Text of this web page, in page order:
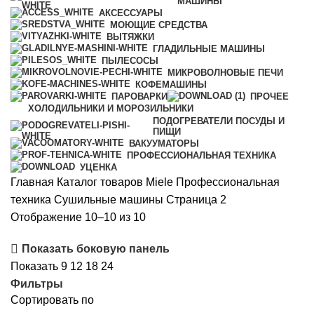
АКСЕССУАРЫ
МОЮЩИЕ СРЕДСТВА
ВЫТЯЖКИ
ГЛАДИЛЬНЫЕ МАШИНЫ
ПЫЛЕСОСЫ
МИКРОВОЛНОВЫЕ ПЕЧИ
КОФЕМАШИНЫ
ПАРОВАРКИ
ПРОЧЕЕ
ХОЛОДИЛЬНИКИ И МОРОЗИЛЬНИКИ
ПОДОГРЕВАТЕЛИ ПОСУДЫ И
ПИЩИ
ВАКУУМАТОРЫ
ПРОФЕССИОНАЛЬНАЯ ТЕХНИКА
УЦЕНКА
Главная Каталог товаров Miele Профессиональная
техника Сушильные машины Страница 2
Отображение 10–10 из 10Цены:
возрастанию
Показать боковую панель
Показать 9 12 18 24
Фильтры
Сортировать по